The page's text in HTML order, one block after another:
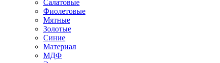
Салатовые
Фиолетовые
Мятные
Золотые
Синие
Материал
МДФ